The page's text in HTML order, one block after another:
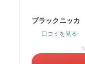
ブラックニッ
口コミを見る